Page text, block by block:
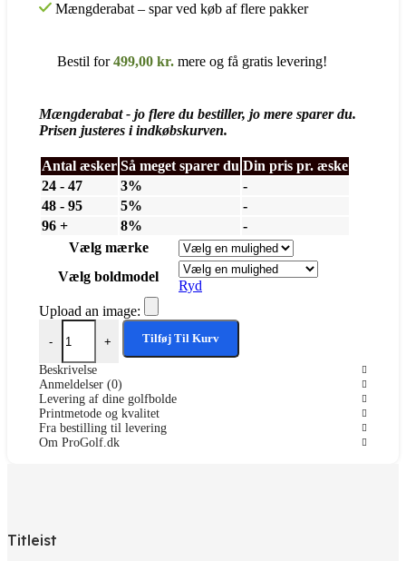
Mængderabat – spar ved køb af flere pakker
Bestil for499,00 kr. mere og få gratis levering!
Mængderabat - jo flere du bestiller, jo mere sparer du.
Prisen justeres i indkøbskurven.
Antal æsker Så meget sparer du Din pris pr. æske
24 - 47
3%
-
48 - 95
5%
-
96 +
8%
-
Vælg mærke
Vælg boldmodel
Ryd
Upload an image:
-
Golfbolde med logo antal
+ Tilføj Til Kurv
Beskrivelse
Anmeldelser (0)
Levering af dine golfbolde
Printmetode og kvalitet
Fra bestilling til levering
Om ProGolf.dk
Titleist